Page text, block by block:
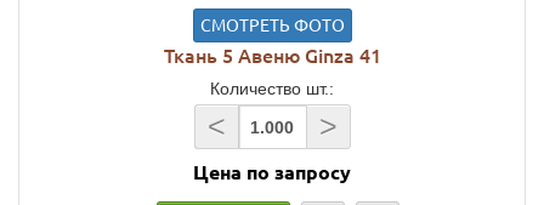
СМОТРЕТЬ ФОТО
Ткань 5 Авеню Ginza 41
Количество шт.:
< >
Цена по запросу